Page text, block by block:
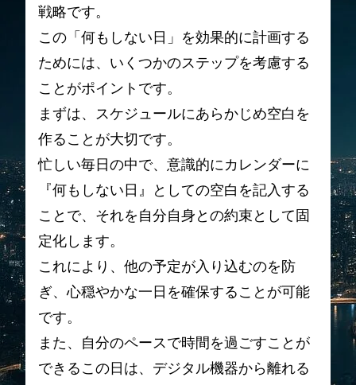
戦略です。
この「何もしない日」を効果的に計画する
ためには、いくつかのステップを考慮する
ことがポイントです。
まずは、スケジュールにあらかじめ空白を
作ることが大切です。
忙しい毎日の中で、意識的にカレンダーに
『何もしない日』としての空白を記入する
ことで、それを自分自身との約束として固
定化します。
これにより、他の予定が入り込むのを防
ぎ、心穏やかな一日を確保することが可能
です。
また、自分のペースで時間を過ごすことが
できるこの日は、デジタル機器から離れる